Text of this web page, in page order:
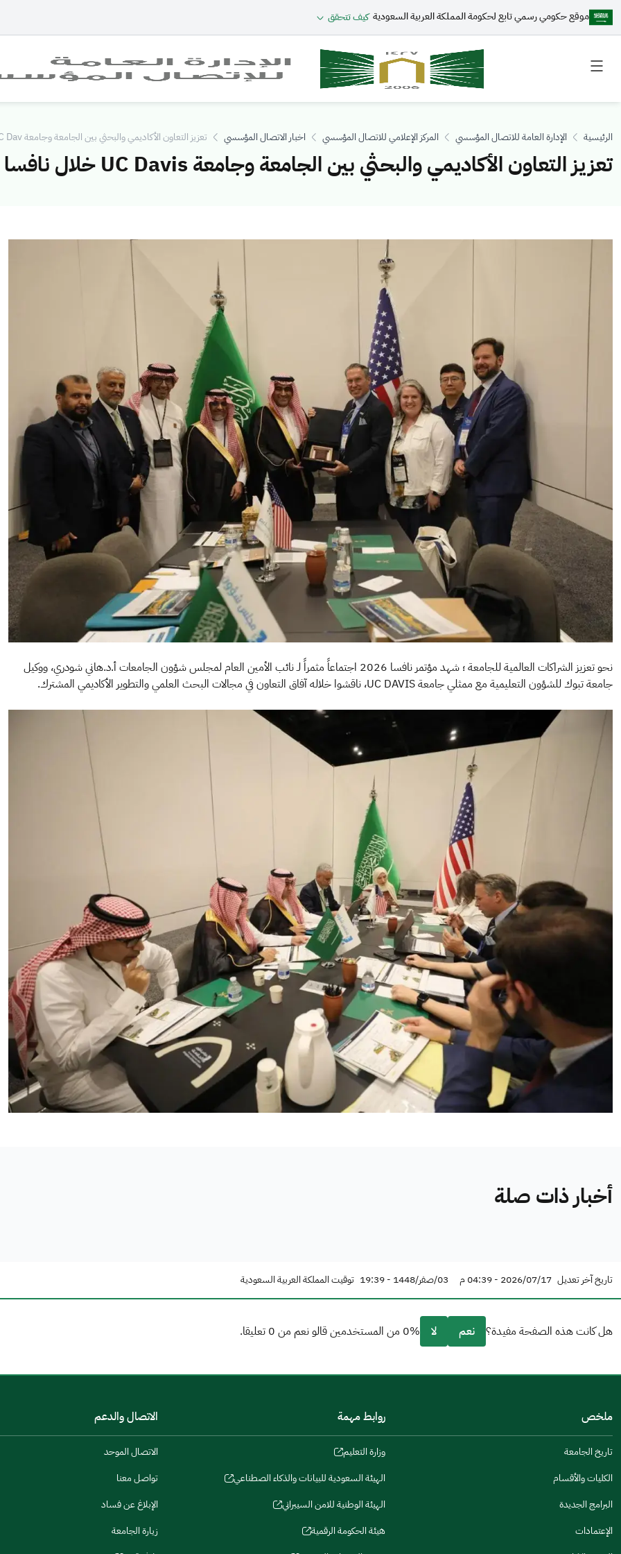
موقع حكومي رسمي تابع لحكومة المملكة العربية السعودية كيف تتحقق
Toggle
menu
Toggle
menu
الرئيسية الإدارة العامة للاتصال المؤسسي المركز الإعلامي للاتصال المؤسسي اخبار الاتصال المؤسسي تعزيز التعاون الأكاديمي والبحثي بين الجامعة وجامعة UC Dav...
تعزيز التعاون الأكاديمي والبحثي بين الجامعة وجامعة UC Davis خلال نافسا 2026
نحو تعزيز الشراكات العالمية للجامعة‬⁩ ؛ شهد مؤتمر ⁧‫نافسا 2026‬⁩ اجتماعاً مثمراً لـ نائب الأمين العام لمجلس شؤون الجامعات‬⁩ أ.د.هاني شودري، ووكيل
جامعة تبوك للشؤون التعليمية مع ممثلي جامعة UC DAVIS، ناقشوا خلاله آفاق التعاون في مجالات ⁧‫البحث العلمي‬⁩ والتطوير الأكاديمي المشترك.
أخبار ذات صلة
تاريخ آخر تعديل 2026/07/17 - 04:39 م 03/صفر/1448 - 19:39 توقيت المملكة العربية السعودية
هل كانت هذه الصفحة مفيدة؟ نعم لا 0% من المستخدمين قالو نعم من 0 تعليقا.
مكتوبة بشكل جيد
الإجابات كانت مرتبطة
تصميمه يجعله سهل القراءة
أخرى
كانت مفيدة
ملخص
تاريخ الجامعة
الكليات والأقسام
البرامج الجديدة
الإعتمادات
روابط مهمة
وزارة التعليم
(opens
new
window)
الهيئة السعودية للبيانات والذكاء الصطناعي
(opens
new
الهيئة الوطنية للامن السيبراني
(opens
هيئة الحكومة الرقمية
(opens
الاتصال والدعم
الاتصال الموحد
تواصل معنا
الإبلاغ عن فساد
زيارة الجامعة